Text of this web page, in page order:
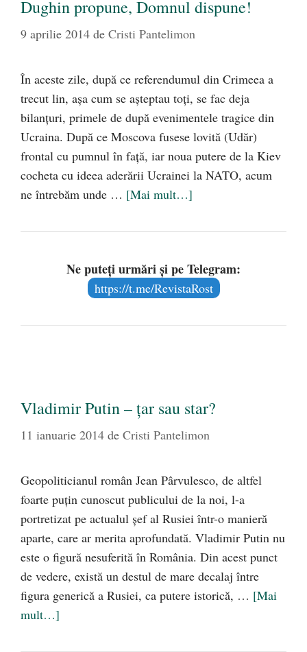
Dughin propune, Domnul dispune!
9 aprilie 2014 de Cristi Pantelimon
În aceste zile, după ce referendumul din Crimeea a
trecut lin, aşa cum se aşteptau toţi, se fac deja
bilanţuri, primele de după evenimentele tragice din
Ucraina. După ce Moscova fusese lovită (Udăr)
frontal cu pumnul în faţă, iar noua putere de la Kiev
cocheta cu ideea aderării Ucrainei la NATO, acum
ne întrebăm unde … [Mai mult…]
Ne puteți urmări și pe Telegram:
https://t.me/RevistaRost
Vladimir Putin – ţar sau star?
11 ianuarie 2014 de Cristi Pantelimon
Geopoliticianul român Jean Pârvulesco, de altfel
foarte puţin cunoscut publicului de la noi, l-a
portretizat pe actualul şef al Rusiei într-o manieră
aparte, care ar merita aprofundată. Vladimir Putin nu
este o figură nesuferită în România. Din acest punct
de vedere, există un destul de mare decalaj între
figura generică a Rusiei, ca putere istorică, … [Mai
mult…]